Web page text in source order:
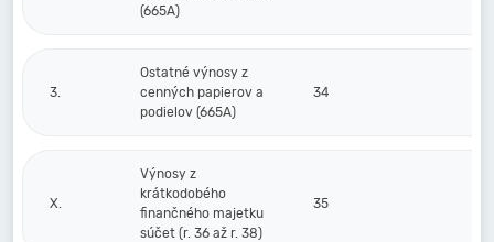
(665A)
3.
Ostatné výnosy z
cenných papierov a
podielov (665A)
34
X.
Výnosy z
krátkodobého
finančného majetku
súčet (r. 36 až r. 38)
35